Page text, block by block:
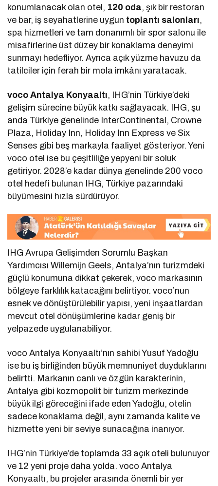
konumlanacak olan otel, 120 oda, şık bir restoran
ve bar, iş seyahatlerine uygun toplantı salonları,
spa hizmetleri ve tam donanımlı bir spor salonu ile
misafirlerine üst düzey bir konaklama deneyimi
sunmayı hedefliyor. Ayrıca açık yüzme havuzu da
tatilciler için ferah bir mola imkânı yaratacak.
voco Antalya Konyaaltı, IHG’nin Türkiye’deki
gelişim sürecine büyük katkı sağlayacak. IHG, şu
anda Türkiye genelinde InterContinental, Crowne
Plaza, Holiday Inn, Holiday Inn Express ve Six
Senses gibi beş markayla faaliyet gösteriyor. Yeni
voco otel ise bu çeşitliliğe yepyeni bir soluk
getiriyor. 2028’e kadar dünya genelinde 200 voco
otel hedefi bulunan IHG, Türkiye pazarındaki
büyümesini hızla sürdürüyor.
IHG Avrupa Gelişimden Sorumlu Başkan
Yardımcısı Willemijn Geels, Antalya’nın turizmdeki
güçlü konumuna dikkat çekerek, voco markasının
bölgeye farklılık katacağını belirtiyor. voco’nun
esnek ve dönüştürülebilir yapısı, yeni inşaatlardan
mevcut otel dönüşümlerine kadar geniş bir
yelpazede uygulanabiliyor.
voco Antalya Konyaaltı’nın sahibi Yusuf Yadoğlu
ise bu iş birliğinden büyük memnuniyet duyduklarını
belirtti. Markanın canlı ve özgün karakterinin,
Antalya gibi kozmopolit bir turizm merkezinde
büyük ilgi göreceğini ifade eden Yadoğlu, otelin
sadece konaklama değil, aynı zamanda kalite ve
hizmette yeni bir seviye sunacağına inanıyor.
IHG’nin Türkiye’de toplamda 33 açık oteli bulunuyor
ve 12 yeni proje daha yolda. voco Antalya
Konyaaltı, bu projeler arasında önemli bir yer